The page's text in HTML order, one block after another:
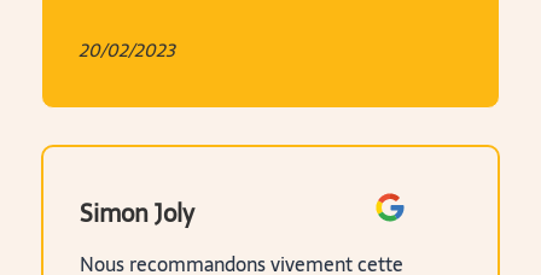
20/02/2023
Simon Joly
Nous recommandons vivement cette